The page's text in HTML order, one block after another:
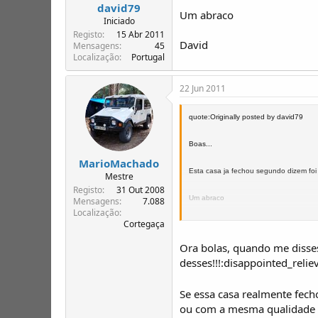
david79
Iniciado
Registo
15 Abr 2011
Mensagens
45
Localização
Portugal
Um abraco
David
MarioMachado
Mestre
Registo
31 Out 2008
Mensagens
7.088
Localização
Cortegaça
22 Jun 2011
quote:Originally posted by david79
Boas...
Esta casa ja fechou segundo dizem
Um abraco
Ora bolas, quando me
Se essa casa realmente
ou com a mesma